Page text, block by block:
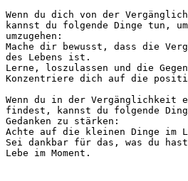
Wenn du dich von der
kannst du folgende Dinge tun,
umzugehen:
Mache dir bewusst, dass die
des Lebens ist.
Lerne, loszulassen und die
Konzentriere dich auf die
Wenn du in der Vergänglichkeit
findest, kannst du folgende
Gedanken zu stärken:
Achte auf die kleinen Dinge im
Sei dankbar für das, was du
Lebe im Moment.